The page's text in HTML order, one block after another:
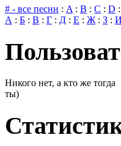
# - все песни : A: B : C : D :
А : Б : В : Г : Д : Е : Ж: З : И
Никого нет, а кто же тогда
ты)